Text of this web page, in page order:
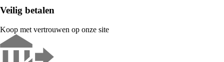
Veilig betalen
Koop met vertrouwen op onze site